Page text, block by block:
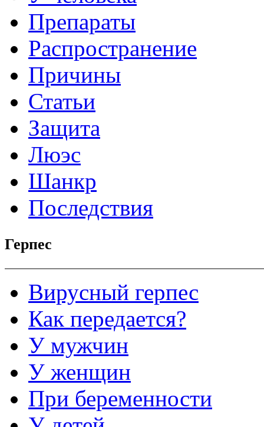
Препараты
Распространение
Причины
Статьи
Защита
Люэс
Шанкр
Последствия
Герпес
Вирусный герпес
Как передается?
У мужчин
У женщин
При беременности